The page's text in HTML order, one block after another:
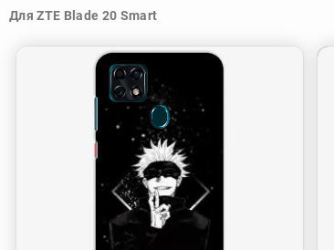
Для ZTE Blade 20 Smart